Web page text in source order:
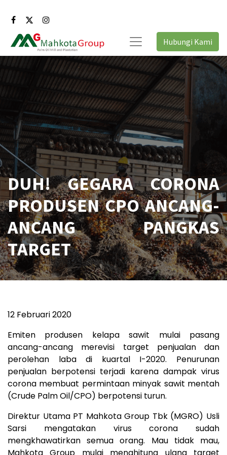
Hubungi Kami
DUH! GEGARA CORONA
PRODUSEN CPO ANCANG-
ANCANG PANGKAS
TARGET
12 Februari 2020
Emiten produsen kelapa sawit mulai pasang
ancang-ancang merevisi target penjualan dan
perolehan laba di kuartal I-2020. Penurunan
penjualan berpotensi terjadi karena dampak virus
corona membuat permintaan minyak sawit mentah
(Crude Palm Oil/CPO) berpotensi turun.
Direktur Utama PT Mahkota Group Tbk (MGRO) Usli
Sarsi mengatakan virus corona sudah
mengkhawatirkan semua orang. Mau tidak mau,